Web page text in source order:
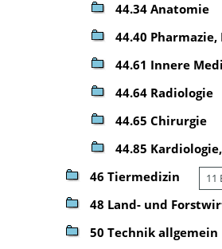
44.34 Anatomie
44.40
44.61 Innere
44.64 Radiologie
44.65 Chirurgie
44.85
46 Tiermedizin 11
48 Land- und
50 Technik allgemein